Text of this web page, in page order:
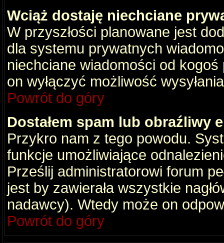
Wciąż dostaję niechciane
W przyszłości planowane jest
dla systemu prywatnych
niechciane wiadomości od
on wyłączyć możliwość
Powrót do góry
Dostałem spam lub obraźliwy
Przykro nam z tego powodu.
funkcje umożliwiające
Prześlij administratorowi forum
jest by zawierała wszystkie
nadawcy). Wtedy może on
Powrót do góry